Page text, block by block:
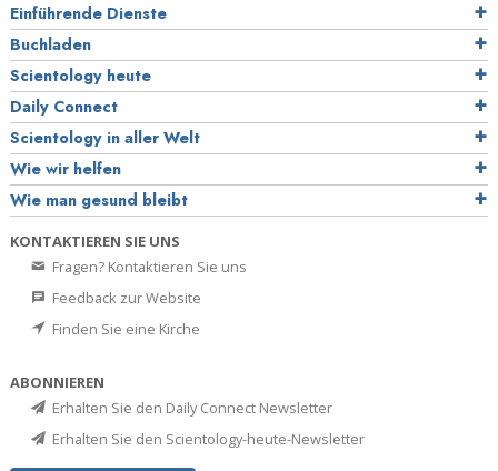
Einführende Dienste
Buchladen
Scientology heute
Daily Connect
Scientology in aller Welt
Wie wir helfen
Wie man gesund bleibt
KONTAKTIEREN SIE UNS
Fragen? Kontaktieren Sie uns
Feedback zur Website
Finden Sie eine Kirche
ABONNIEREN
Erhalten Sie den Daily Connect Newsletter
Erhalten Sie den Scientology-heute-Newsletter